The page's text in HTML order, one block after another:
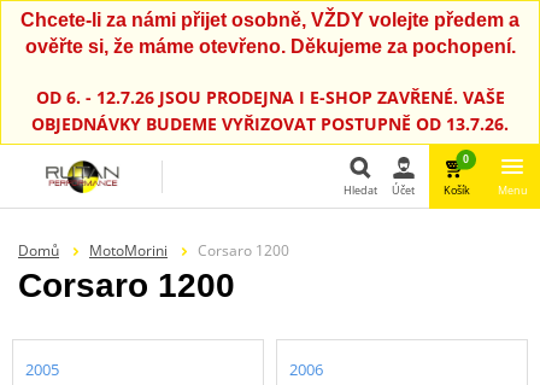
Chcete-li za námi přijet osobně, VŽDY volejte předem a
ověřte si, že máme otevřeno. Děkujeme za pochopení.
OD 6. - 12.7.26 JSOU PRODEJNA I E-SHOP ZAVŘENÉ. VAŠE
OBJEDNÁVKY BUDEME VYŘIZOVAT POSTUPNĚ OD 13.7.26.
Hledat Účet
0
Košík Menu
Domů MotoMorini Corsaro 1200
Corsaro 1200
2005 2006